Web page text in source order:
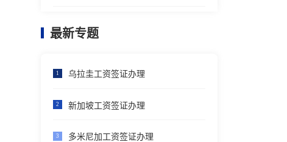
最新专题
1 乌拉圭工资签证办理
2 新加坡工资签证办理
3 多米尼加工资签证办理